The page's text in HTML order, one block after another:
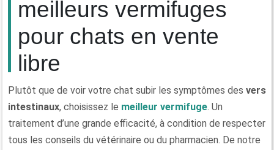
meilleurs vermifuges
pour chats en vente
libre
Plutôt que de voir votre chat subir les symptômes des vers
intestinaux, choisissez le meilleur vermifuge. Un
traitement d’une grande efficacité, à condition de respecter
tous les conseils du vétérinaire ou du pharmacien. De notre